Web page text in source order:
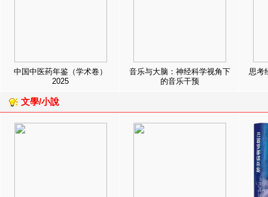
中国中医药年鉴（学术卷）
2025
音乐与大脑：神经科学视角下
的音乐干预
思考
文學/小說